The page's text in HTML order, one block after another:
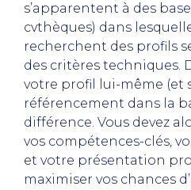
s’apparentent à des
cvthèques) dans
recherchent des profils
des critères techniques.
votre profil lui-même (et
référencement dans la
différence. Vous devez
vos compétences-clés,
et votre présentation
maximiser vos chances